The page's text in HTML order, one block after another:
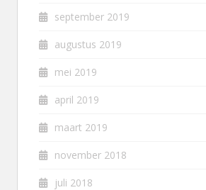
september 2019
augustus 2019
mei 2019
april 2019
maart 2019
november 2018
juli 2018